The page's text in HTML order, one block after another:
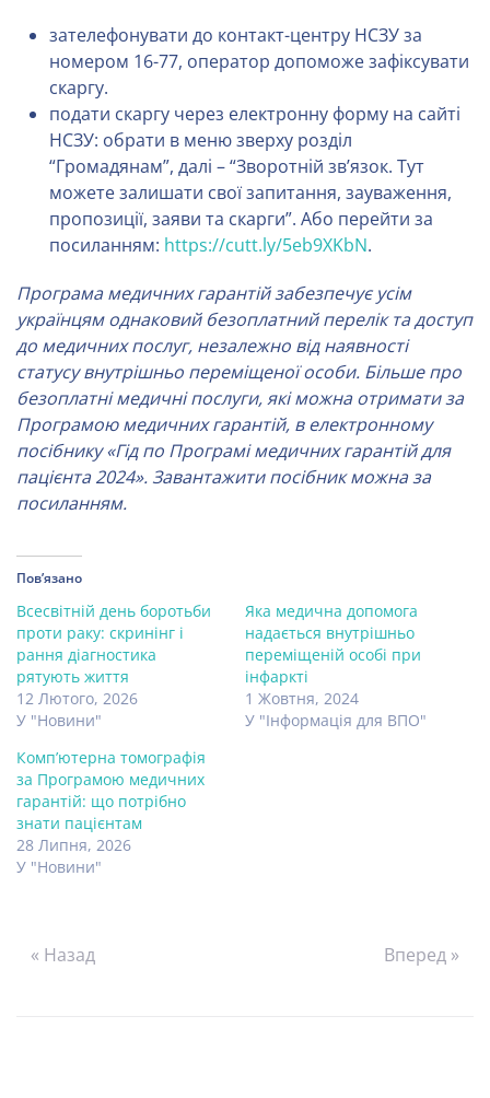
зателефонувати до контакт-центру НСЗУ за
номером 16-77, оператор допоможе зафіксувати
скаргу.
подати скаргу через електронну форму на сайті
НСЗУ: обрати в меню зверху розділ
“Громадянам”, далі – “Зворотній зв’язок. Тут
можете залишати свої запитання, зауваження,
пропозиції, заяви та скарги”. Або перейти за
посиланням: https://cutt.ly/5eb9XKbN.
Програма медичних гарантій забезпечує усім
українцям однаковий безоплатнийперелік та доступ
до медичних послуг, незалежно від наявності
статусувнутрішньо переміщеної особи. Більше про
безоплатні медичні послуги, якіможна отримати за
Програмою медичних гарантій, в електронному
посібнику«Гід по Програмі медичних гарантій для
пацієнта 2024». Завантажитипосібник можна за
посиланням.
Пов’язано
Всесвітній день боротьби
проти раку: скринінг і
рання діагностика
рятують життя
12 Лютого, 2026
У "Новини"
Яка медична допомога
надається внутрішньо
переміщеній особі при
інфаркті
1 Жовтня, 2024
У "Інформація для ВПО"
Комп’ютерна томографія
за Програмою медичних
гарантій: що потрібно
знати пацієнтам
28 Липня, 2026
У "Новини"
« Назад Вперед »